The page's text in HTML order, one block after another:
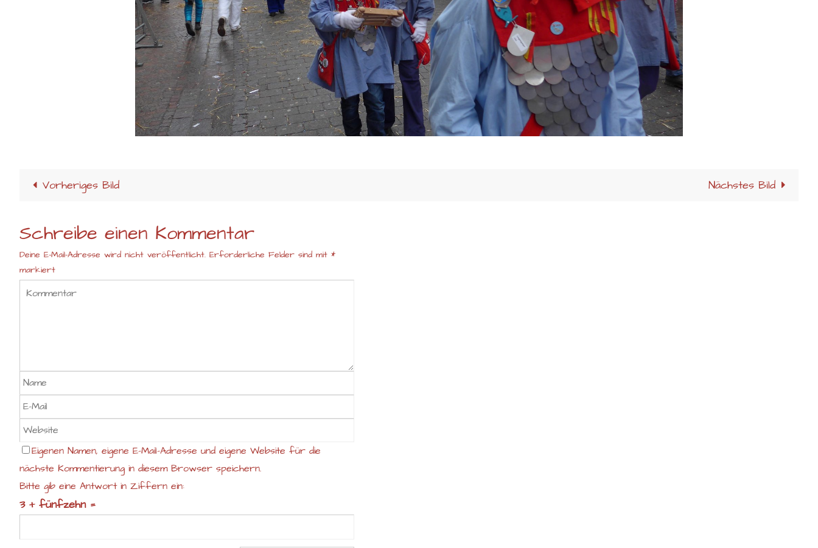
Vorheriges Bild Nächstes Bild
Schreibe einen Kommentar
Deine E-Mail-Adresse wird nicht veröffentlicht. Erforderliche Felder sind mit *
markiert
Eigenen Namen, eigene E-Mail-Adresse und eigene Website für die
nächste Kommentierung in diesem Browser speichern.
Bitte gib eine Antwort in Ziffern ein:
3 + fünfzehn =